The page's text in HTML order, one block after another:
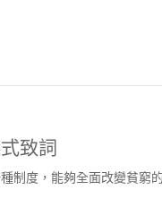
致詞
制度，能夠全面改變貧窮